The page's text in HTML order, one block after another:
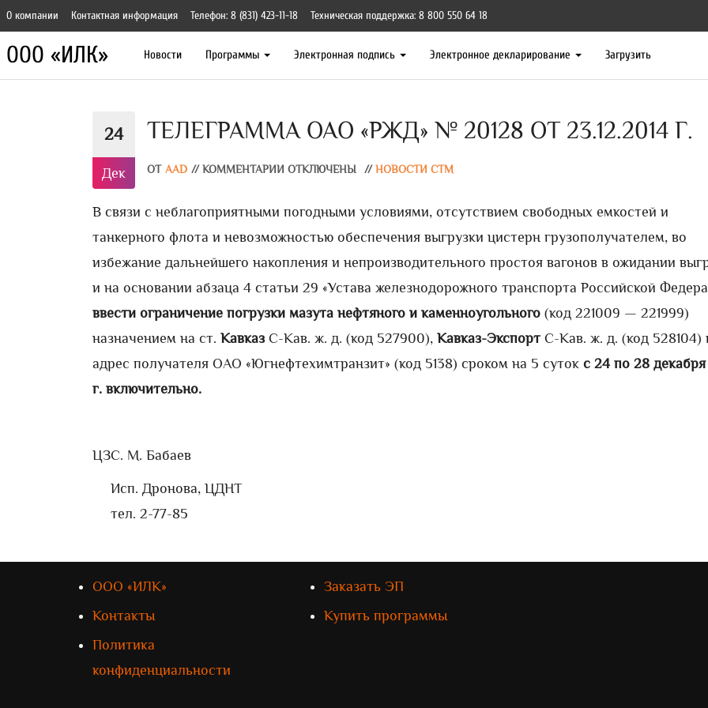
О компании Контактная информация Телефон: 8 (831) 423-11-18 Техническая поддержка: 8 800 550 64 18
ООО «ИЛК» Новости Программы Электронная подпись Электронное декларирование Загрузить
24
Дек
ТЕЛЕГРАММА ОАО «РЖД» № 20128 ОТ 23.12.2014 Г.
ОТ AAD // КОММЕНТАРИИ ОТКЛЮЧЕНЫ // НОВОСТИ СТМ
В связи с неблагоприятными погодными условиями, отсутствием свободных емкостей и
танкерного флота и невозможностью обеспечения выгрузки цистерн грузополучателем, во
избежание дальнейшего накопления и непроизводительного простоя вагонов в ожидании
и на основании абзаца 4 статьи 29 «Устава железнодорожного транспорта Российской
ввести ограничение погрузки мазута нефтяного и каменноугольного (код 221009 — 221999)
назначением на ст. Кавказ С-Кав. ж. д. (код 527900), Кавказ-Экспорт С-Кав. ж. д. (код 528104)
адрес получателя ОАО «Югнефтехимтранзит» (код 5138) сроком на 5 суток с 24 по 28 декабря
г. включительно.
ЦЗС. М. Бабаев
Исп. Дронова, ЦДНТ
тел. 2-77-85
ООО «ИЛК»
Контакты
Политика
конфиденциальности
Заказать ЭП
Купить программы